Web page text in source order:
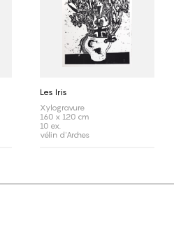
Les Iris
Xylogravure
160 x 120 cm
10 ex.
vélin d'Arches